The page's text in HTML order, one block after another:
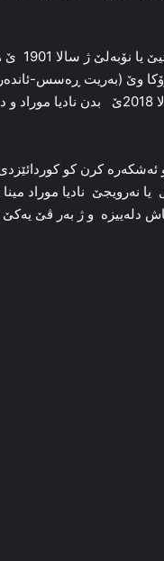
و سه‌رۆکا وێ (به‌ریت ڕه‌سس-
“خه‌لاتا نۆبه‌لێ” ده‌ بریار دابوو کو خه‌لاتا ئاشتیێ یا
کرن کو کوردائێزدی
نه‌رویجێ نادیا موراد مینا
دله‌ییزه‌ و ژ به‌ر ڤێ یه‌کێ